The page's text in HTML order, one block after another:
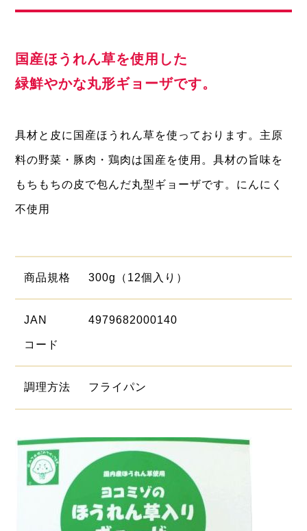
国産ほうれん草を使用した
緑鮮やかな丸形ギョーザです。
具材と皮に国産ほうれん草を使っております。主原
料の野菜・豚肉・鶏肉は国産を使用。具材の旨味を
もちもちの皮で包んだ丸型ギョーザです。にんにく
不使用
商品規格 300g（12個入り）
JAN
コード
4979682000140
調理方法 フライパン